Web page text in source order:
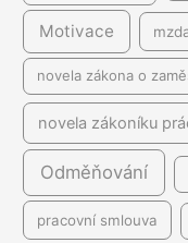
Motivace
novela zákona o
novela zákoníku
Odměňování
pracovní smlouva